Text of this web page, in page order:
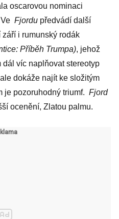
oscarovou nominaci
Fjordu předvádí další
i rumunský rodák
Příběh Trumpa), jehož
víc naplňovat stereotyp
dokáže najít ke složitým
je pozoruhodný triumf. Fjord
ocenění, Zlatou palmu.